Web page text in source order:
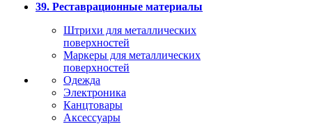
39. Реставрационные материалы
Штрихи для металлических
поверхностей
Маркеры для металлических
поверхностей
Одежда
Электроника
Канцтовары
Аксессуары